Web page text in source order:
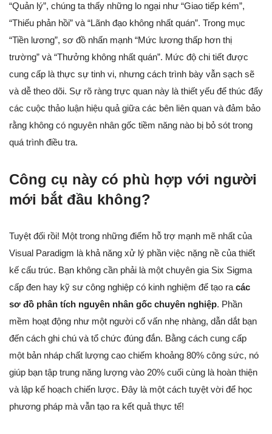
“Quản lý”, chúng ta thấy những lo ngại như “Giao tiếp kém”,
“Thiếu phản hồi” và “Lãnh đạo không nhất quán”. Trong mục
“Tiền lương”, sơ đồ nhấn mạnh “Mức lương thấp hơn thị
trường” và “Thưởng không nhất quán”. Mức độ chi tiết được
cung cấp là thực sự tinh vi, nhưng cách trình bày vẫn sạch sẽ
và dễ theo dõi. Sự rõ ràng trực quan này là thiết yếu để thúc đẩy
các cuộc thảo luận hiệu quả giữa các bên liên quan và đảm bảo
rằng không có nguyên nhân gốc tiềm năng nào bị bỏ sót trong
quá trình điều tra.
Công cụ này có phù hợp với người
mới bắt đầu không?
Tuyệt đối rồi! Một trong những điểm hỗ trợ mạnh mẽ nhất của
Visual Paradigm là khả năng xử lý phần việc nặng nề của thiết
kế cấu trúc. Bạn không cần phải là một chuyên gia Six Sigma
cấp đen hay kỹ sư công nghiệp có kinh nghiệm để tạo ra các
sơ đồ phân tích nguyên nhân gốc chuyên nghiệp. Phần
mềm hoạt động như một người cố vấn nhẹ nhàng, dẫn dắt bạn
đến cách ghi chú và tổ chức đúng đắn. Bằng cách cung cấp
một bản nháp chất lượng cao chiếm khoảng 80% công sức, nó
giúp bạn tập trung năng lượng vào 20% cuối cùng là hoàn thiện
và lập kế hoạch chiến lược. Đây là một cách tuyệt vời để học
phương pháp mà vẫn tạo ra kết quả thực tế!